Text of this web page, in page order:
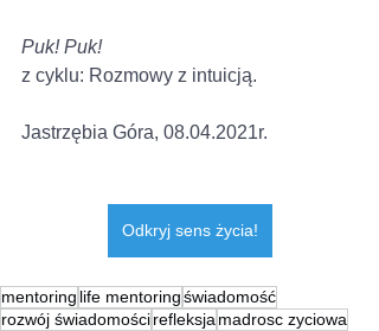
Puk! Puk!
z cyklu: Rozmowy z intuicją.
Jastrzębia Góra, 08.04.2021r.
Odkryj sens życia!
mentoring life mentoringświadomość
rozwój świadomościrefleksja madrosc zyciowa